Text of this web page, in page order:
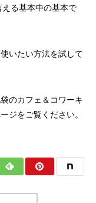
る基本中の基本で
いたい方法を試して
のカフェ＆コワーキ
ジをご覧ください。